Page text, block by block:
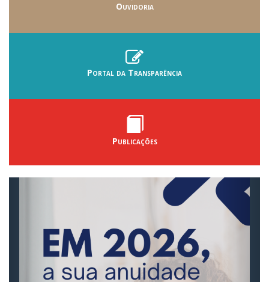
Ouvidoria
Portal da Transparência
Publicações